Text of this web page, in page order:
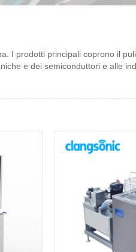
I prodotti principali coprono il
e dei semiconduttori e alle